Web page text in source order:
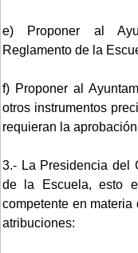
e) Proponer al
Reglamento de la
f) Proponer al
otros instrumentos
requieran la
3.- La Presidencia del
de la Escuela, esto
competente en
atribuciones: